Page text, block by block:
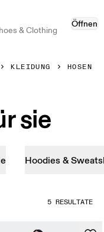
& Clothing
Öffnen
KLEIDUNG HOSEN
sie
Hoodies &
5 RESULTATE